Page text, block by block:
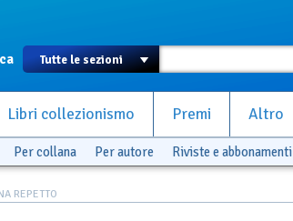
Libri collezionismo Premi Altro
Per collana Per autore Riviste e abbonamenti
REPETTO